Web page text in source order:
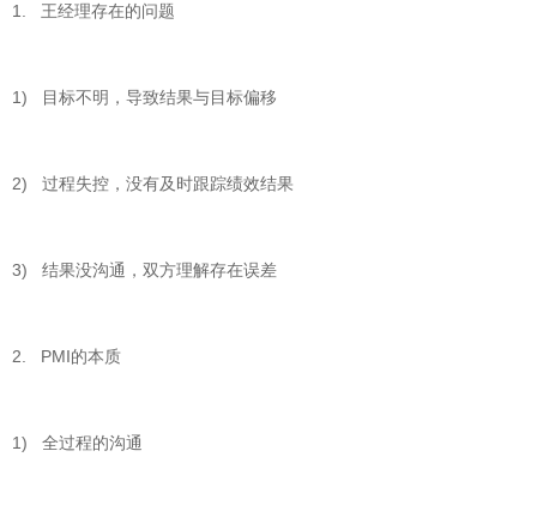
1. 王经理存在的问题
1) 目标不明，导致结果与目标偏移
2) 过程失控，没有及时跟踪绩效结果
3) 结果没沟通，双方理解存在误差
2. PMI的本质
1) 全过程的沟通